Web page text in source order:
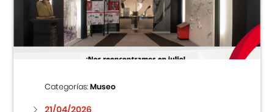
Centro Cultural Peruano Japonés
Museo de la Inmigración Japonesa
Categorías:Museo